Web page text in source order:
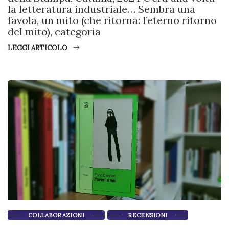
la letteratura industriale… Sembra una
favola, un mito (che ritorna: l’eterno ritorno
del mito), categoria
LEGGI ARTICOLO
COLLABORAZIONI RECENSIONI